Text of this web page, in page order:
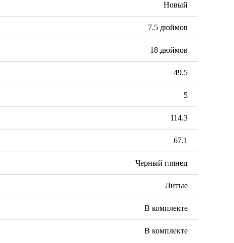
Новый
7.5 дюймов
18 дюймов
49.5
5
114.3
67.1
Черный глянец
Литые
В комплекте
В комплекте